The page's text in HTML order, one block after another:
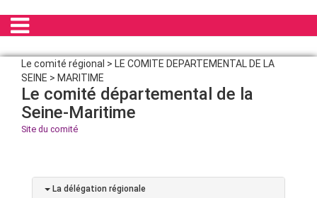
Le comité régional > LE COMITE DEPARTEMENTAL DE LA
SEINE > MARITIME
Le comité départemental de la
Seine-Maritime
Site du comité
La délégation régionale